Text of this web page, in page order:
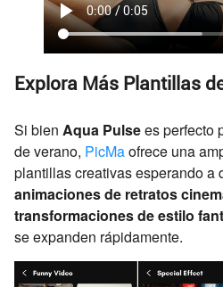
Explora Más Plantillas
Si bien Aqua Pulsees perfecto
de verano, PicMaofrece una
plantillas creativas esperando a
animaciones de retratos
transformaciones de estilo
se expanden rápidamente.